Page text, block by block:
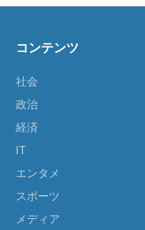
コンテンツ
社会
政治
経済
IT
エンタメ
スポーツ
メディア